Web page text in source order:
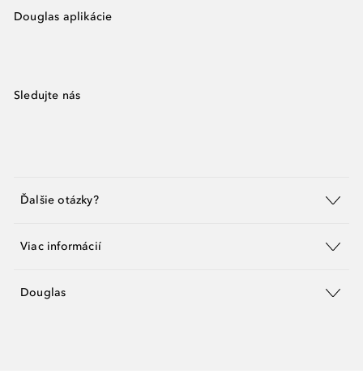
Douglas aplikácie
Sledujte nás
Ďalšie otázky?
Viac informácií
Douglas